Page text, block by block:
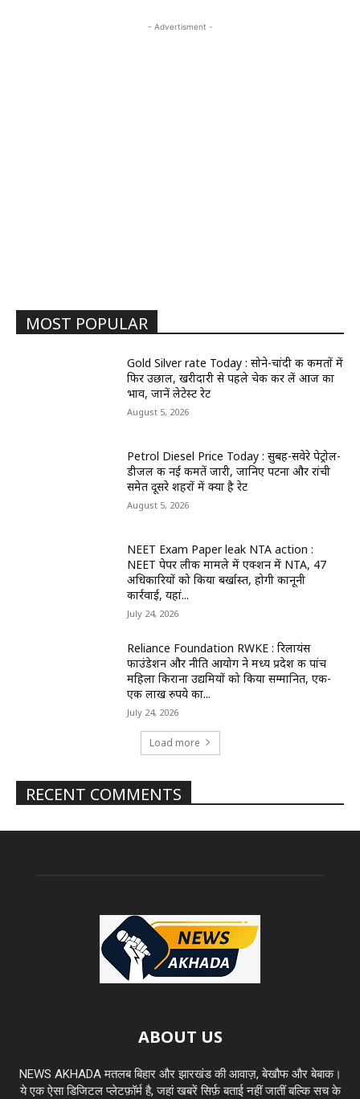
- Advertisment -
MOST POPULAR
Gold Silver rate Today : सोने-चांदी की कीमतों में
फिर उछाल, खरीदारी से पहले चेक कर लें आज का
भाव, जानें लेटेस्ट रेट
August 5, 2026
Petrol Diesel Price Today : सुबह-सवेरे पेट्रोल-
डीजल की नई कीमतें जारी, जानिए पटना और रांची
समेत दूसरे शहरों में क्या है रेट
August 5, 2026
NEET Exam Paper leak NTA action :
NEET पेपर लीक मामले में एक्शन में NTA, 47
अधिकारियों को किया बर्खास्त, होगी कानूनी
कार्रवाई, यहां...
July 24, 2026
Reliance Foundation RWKE : रिलायंस
फाउंडेशन और नीति आयोग ने मध्य प्रदेश की पांच
महिला किराना उद्यमियों को किया सम्मानित, एक-
एक लाख रुपये का...
July 24, 2026
Load more
RECENT COMMENTS
ABOUT US
NEWS AKHADA मतलब बिहार और झारखंड की आवाज़, बेखौफ और बेबाक।
ये एक ऐसा डिजिटल प्लेटफ़ॉर्म है, जहां खबरें सिर्फ़ बताई नहीं जातीं बल्कि सच के